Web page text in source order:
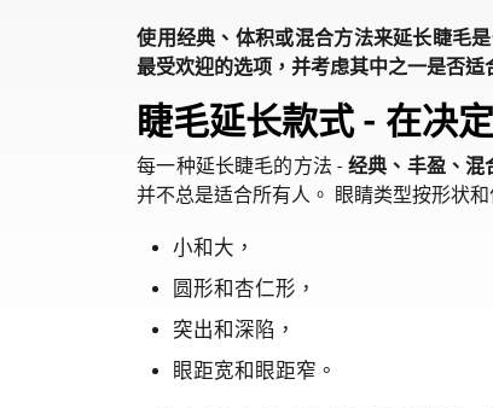
使用经典、体积或混合方法来延长睫毛
最受欢迎的选项，并考虑其中之一是否适
睫毛延长款式 - 在决
每一种延长睫毛的方法 -经典、丰盈、混
并不总是适合所有人。 眼睛类型按形状和
小和大，
圆形和杏仁形，
突出和深陷，
眼距宽和眼距窄。